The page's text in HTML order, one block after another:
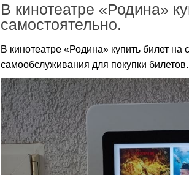
В кинотеатре «Родина»
самостоятельно.
В кинотеатре «Родина» купить билет
самообслуживания для покупки билетов.